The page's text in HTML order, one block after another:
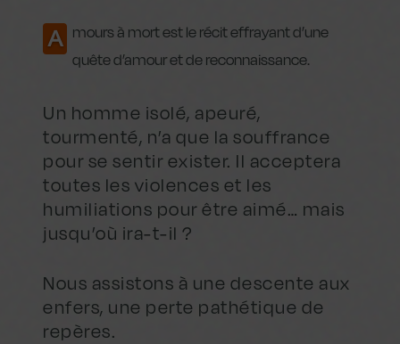
A
mours à mort est le récit effrayant d’une
quête d’amour et de reconnaissance.
Un homme isolé, apeuré,
tourmenté, n’a que la souffrance
pour se sentir exister. Il acceptera
toutes les violences et les
humiliations pour être aimé… mais
jusqu’où ira-t-il ?
Nous assistons à une descente aux
enfers, une perte pathétique de
repères.